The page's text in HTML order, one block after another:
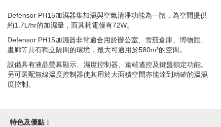
Defensor PH15加濕器集加濕與空氣清淨功能為一體，為空間提供
約1.7L/hr的加濕量，而其耗電僅有72W。
Defensor PH15加濕器非常適合用於辦公室、雪茄倉庫、博物館、
畫廊等具有獨立隔間的環境，最大可適用於580m³的空間。
設備具有液晶螢幕顯示、濕度控制器、遠端遙控及鍵盤鎖定功能。
另可選配無線溫度控制器使其用於大面積空間亦能達到精確的溫濕
度控制。
特色及優點：